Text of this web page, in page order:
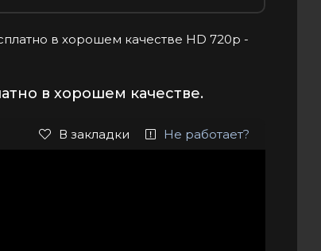
в хорошем качестве HD 720p -
в хорошем качестве.
В закладки Не работает?